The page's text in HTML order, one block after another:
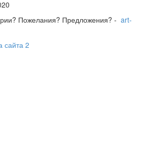
Пожелания? Предложения? - art-
сайта 2